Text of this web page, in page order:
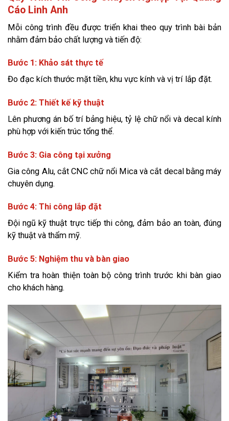
Cáo Linh Anh
Mỗi công trình đều được triển khai theo quy trình bài bản
nhằm đảm bảo chất lượng và tiến độ:
Bước 1: Khảo sát thực tế
Đo đạc kích thước mặt tiền, khu vực kính và vị trí lắp đặt.
Bước 2: Thiết kế kỹ thuật
Lên phương án bố trí bảng hiệu, tỷ lệ chữ nổi và decal kính
phù hợp với kiến trúc tổng thể.
Bước 3: Gia công tại xưởng
Gia công Alu, cắt CNC chữ nổi Mica và cắt decal bằng máy
chuyên dụng.
Bước 4: Thi công lắp đặt
Đội ngũ kỹ thuật trực tiếp thi công, đảm bảo an toàn, đúng
kỹ thuật và thẩm mỹ.
Bước 5: Nghiệm thu và bàn giao
Kiểm tra hoàn thiện toàn bộ công trình trước khi bàn giao
cho khách hàng.